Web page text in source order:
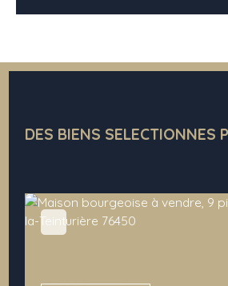
DES BIENS SELECTIONNES